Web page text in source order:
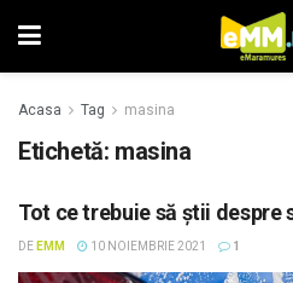
Acasa Tag masina
Etichetă: masina
Tot ce trebuie să știi despre
DE EMM 10 NOIEMBRIE 2021 1